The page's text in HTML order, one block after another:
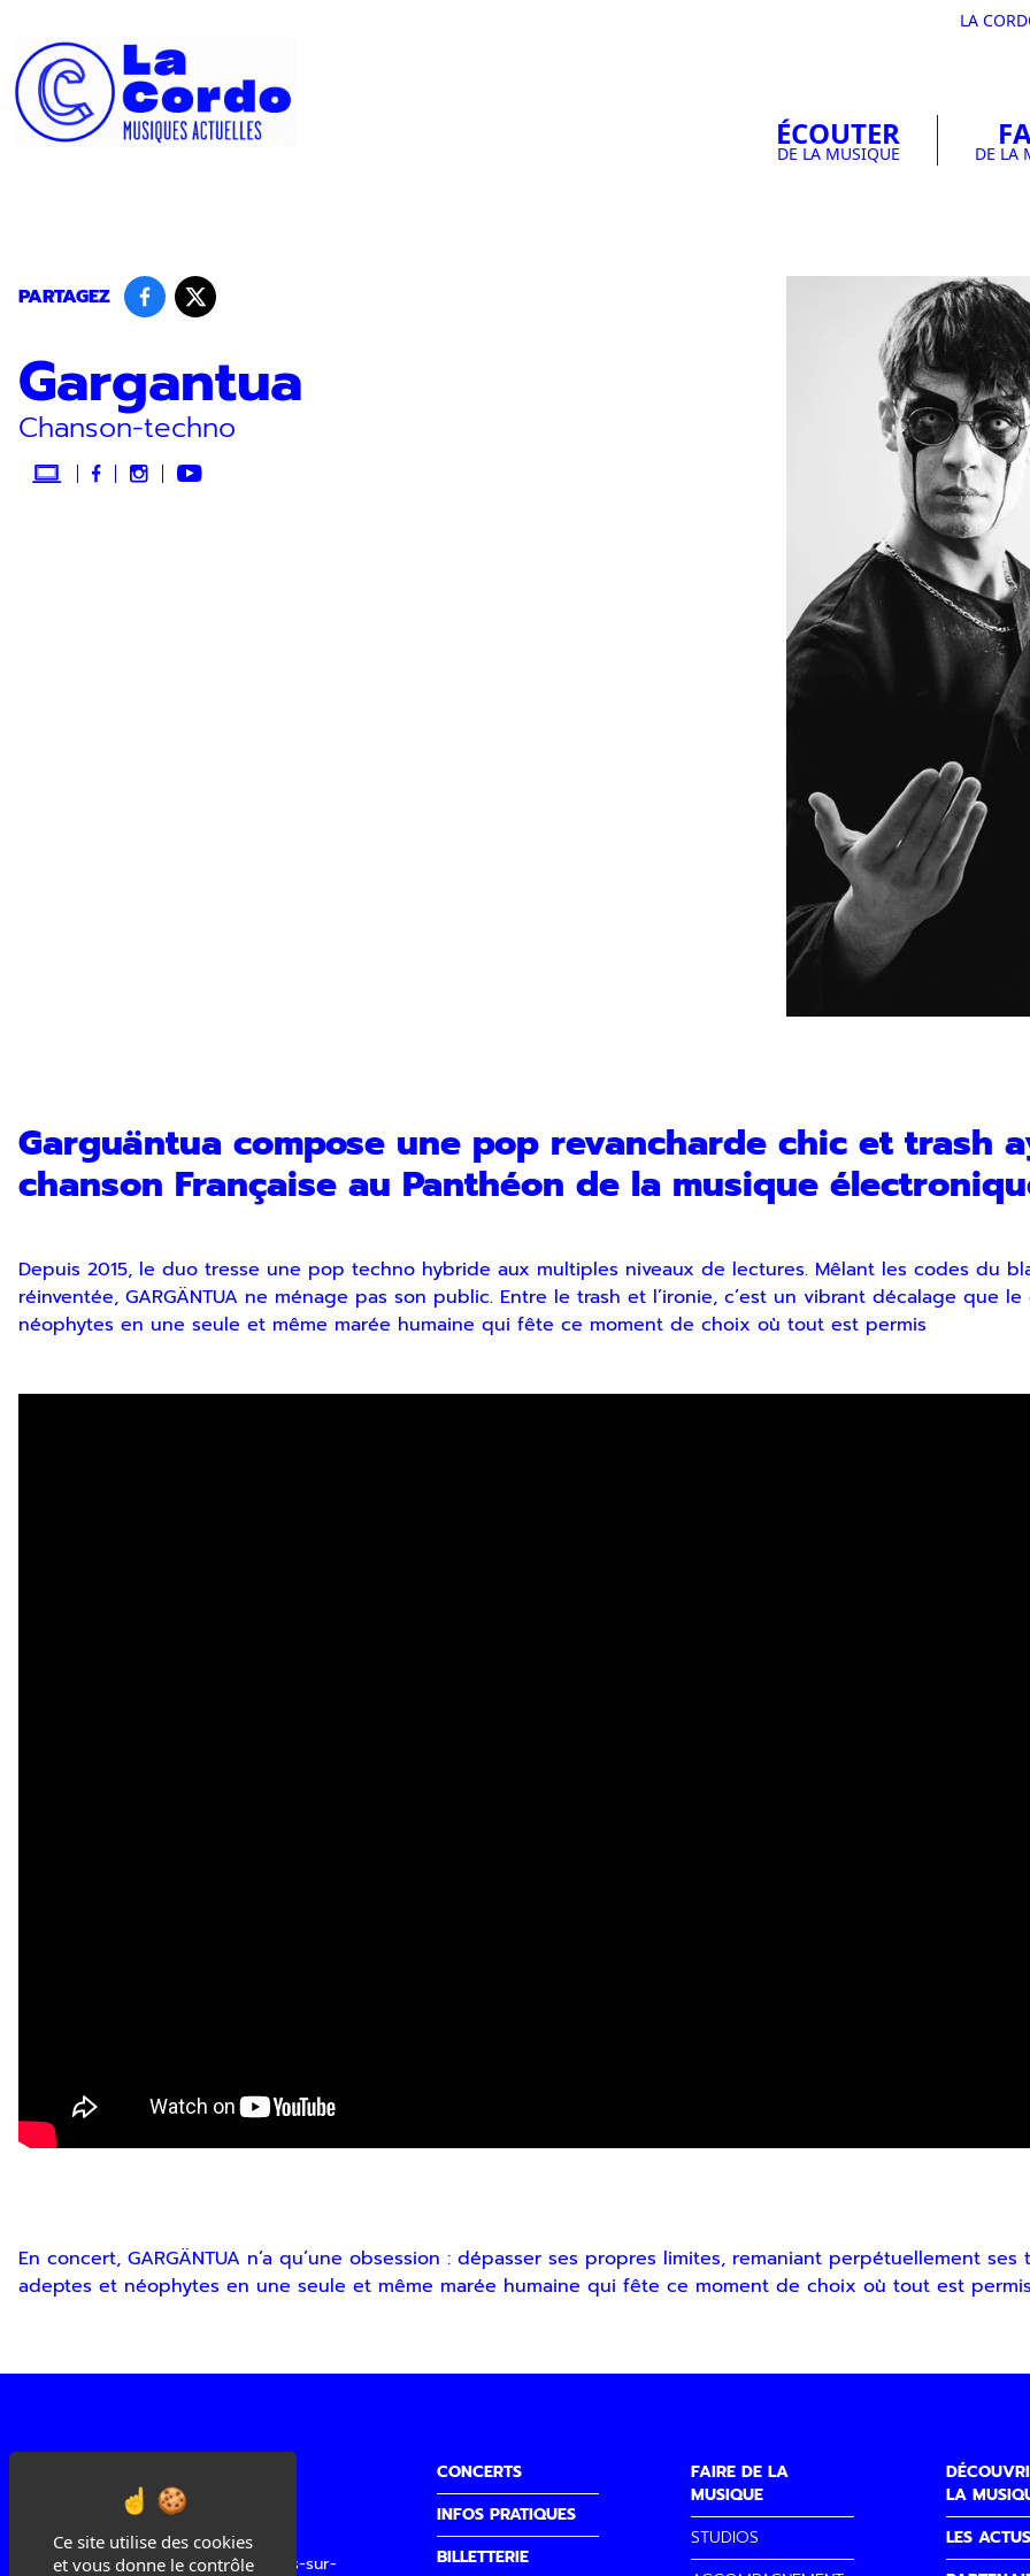
Ce site utilise des cookies
et vous donne le contrôle
LA
ÉCOUTER
DE LA MUSIQUE DE LA
PARTAGEZ
Gargantua
Chanson-techno
Garguäntua compose une pop revancharde chic et trash
chanson Française au Panthéon de la musique
Depuis 2015, le duo tresse une pop techno hybride aux multiples niveaux de lectures. Mêlant les codes du
réinventée, GARGÄNTUA ne ménage pas son public. Entre le trash et l’ironie, c’est un vibrant décalage que
néophytes en une seule et même marée humaine qui fête ce moment de choix où tout est permis
En concert, GARGÄNTUA n’a qu’une obsession : dépasser ses propres limites, remaniant perpétuellement
adeptes et néophytes en une seule et même marée humaine qui fête ce moment de choix où tout est
Cité de la Musique
3 quai Sainte Claire, 26100 Romans-sur-
CONCERTS
INFOS PRATIQUES
BILLETTERIE
FAIRE DE LA
MUSIQUE
STUDIOS
LA
LES ACTUS
Inscription Newsletter